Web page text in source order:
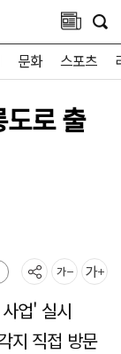
문화 스포츠
로 출
업' 실시
지 직접 방문